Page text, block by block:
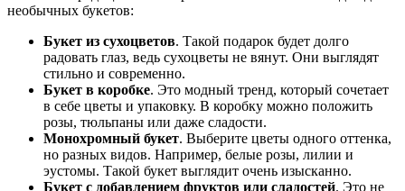
необычных букетов:
Букет из сухоцветов. Такой подарок будет долго
радовать глаз, ведь сухоцветы не вянут. Они выглядят
стильно и современно.
Букет в коробке. Это модный тренд, который сочетает
в себе цветы и упаковку. В коробку можно положить
розы, тюльпаны или даже сладости.
Монохромный букет. Выберите цветы одного оттенка,
но разных видов. Например, белые розы, лилии и
эустомы. Такой букет выглядит очень изысканно.
Букет с добавлением фруктов или сладостей. Это не